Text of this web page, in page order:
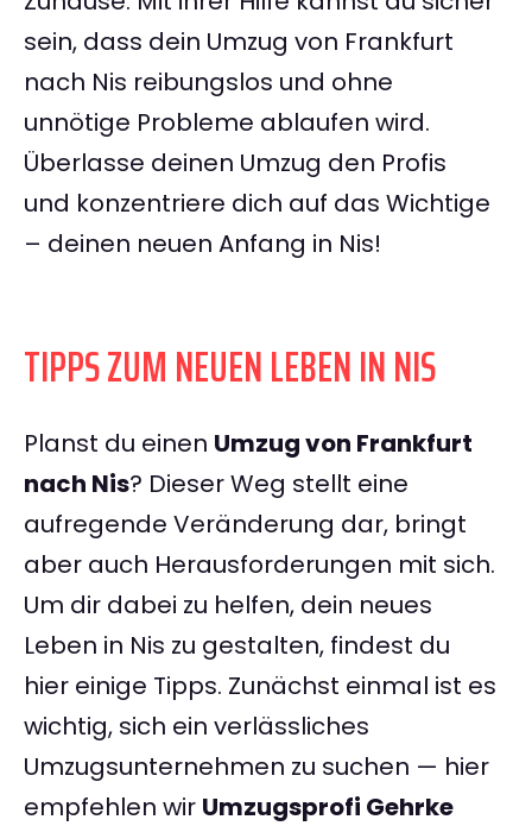
sein, dass dein Umzug von Frankfurt
nach Nis reibungslos und ohne
unnötige Probleme ablaufen wird.
Überlasse deinen Umzug den Profis
und konzentriere dich auf das Wichtige
– deinen neuen Anfang in Nis!
TIPPS ZUM NEUEN LEBEN IN NIS
Planst du einen Umzug von Frankfurt
nach Nis? Dieser Weg stellt eine
aufregende Veränderung dar, bringt
aber auch Herausforderungen mit sich.
Um dir dabei zu helfen, dein neues
Leben in Nis zu gestalten, findest du
hier einige Tipps. Zunächst einmal ist es
wichtig, sich ein verlässliches
Umzugsunternehmen zu suchen — hier
empfehlen wir Umzugsprofi Gehrke